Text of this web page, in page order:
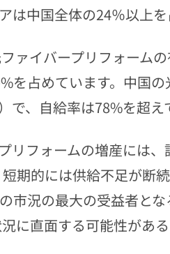
中国全体の24％以上を
ァイバープリフォーム
を占めています。中国
、自給率は78%を超え
リフォームの増産には
期的には供給不足が断
市況の最大の受益者と
に直面する可能性があ